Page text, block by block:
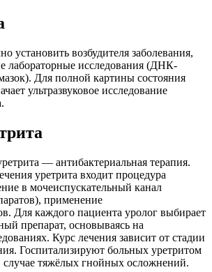
установить возбудителя заболевания,
лабораторные исследования (ДНК-
Для полной картины состояния
ультразвуковое исследование
— антибактериальная терапия.
уретрита входит процедура
в мочеиспускательный канал
применение
Для каждого пациента уролог выбирает
препарат, основываясь на
Курс лечения зависит от стадии
Госпитализируют больных уретритом
случае тяжёлых гнойных осложнений.